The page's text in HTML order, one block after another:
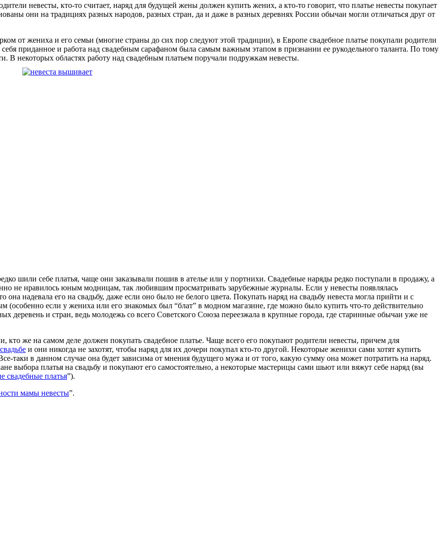
невесты, кто-то считает, наряд для будущей жены должен купить жених, а кто-то говорит, что платье невесты покупает
они на традициях разных народов, разных стран, да и даже в разных деревнях России обычаи могли отличаться друг от
от жениха и его семьи (многие страны до сих пор следуют этой традиции), в Европе свадебное платье покупали родители
приданное и работа над свадебным сарафаном была самым важным этапом в признании ее рукодельного таланта. По тому
В некоторых областях работу над свадебным платьем поручали подружкам невесты.
шили себе платья, чаще они заказывали пошив в ателье или у портнихи. Свадебные наряды редко поступали в продажу, а
не нравилось юным модницам, так любившим просматривать зарубежные журналы. Если у невесты появлялась
она надевала его на свадьбу, даже если оно было не белого цвета. Покупать наряд на свадьбу невеста могла прийти и с
(особенно если у жениха или его знакомых был “блат” в модном магазине, где можно было купить что-то действительно
деревень и стран, ведь молодежь со всего Советского Союза переезжала в крупные города, где старинные обычаи уже не
же на самом деле должен покупать свадебное платье. Чаще всего его покупают родители невесты, причем для
и они никогда не захотят, чтобы наряд для их дочери покупал кто-то другой. Некоторые женихи сами хотят купить
таки в данном случае она будет зависима от мнения будущего мужа и от того, какую сумму она может потратить на наряд.
выбора платья на свадьбу и покупают его самостоятельно, а некоторые мастерицы сами шьют или вяжут себе наряд (вы
свадебные платья”).
мамы невесты”.